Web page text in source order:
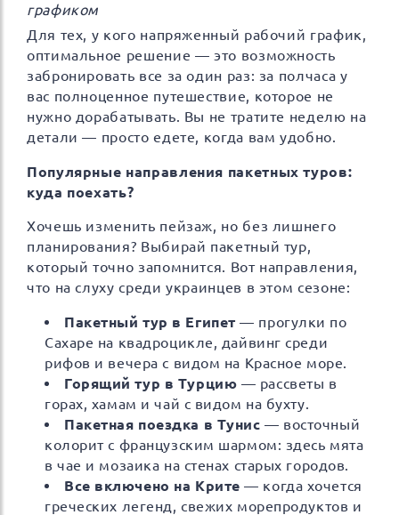
графиком
Для тех, у кого напряженный рабочий график,
оптимальное решение — это возможность
забронировать все за один раз: за полчаса у
вас полноценное путешествие, которое не
нужно дорабатывать. Вы не тратите неделю на
детали — просто едете, когда вам удобно.
Популярные направления пакетных туров:
куда поехать?
Хочешь изменить пейзаж, но без лишнего
планирования? Выбирай пакетный тур,
который точно запомнится. Вот направления,
что на слуху среди украинцев в этом сезоне:
Пакетный тур в Египет — прогулки по
Сахаре на квадроцикле, дайвинг среди
рифов и вечера с видом на Красное море.
Горящий тур в Турцию — рассветы в
горах, хамам и чай с видом на бухту.
Пакетная поездка в Тунис — восточный
колорит с французским шармом: здесь мята
в чае и мозаика на стенах старых городов.
Все включено на Крите — когда хочется
греческих легенд, свежих морепродуктов и